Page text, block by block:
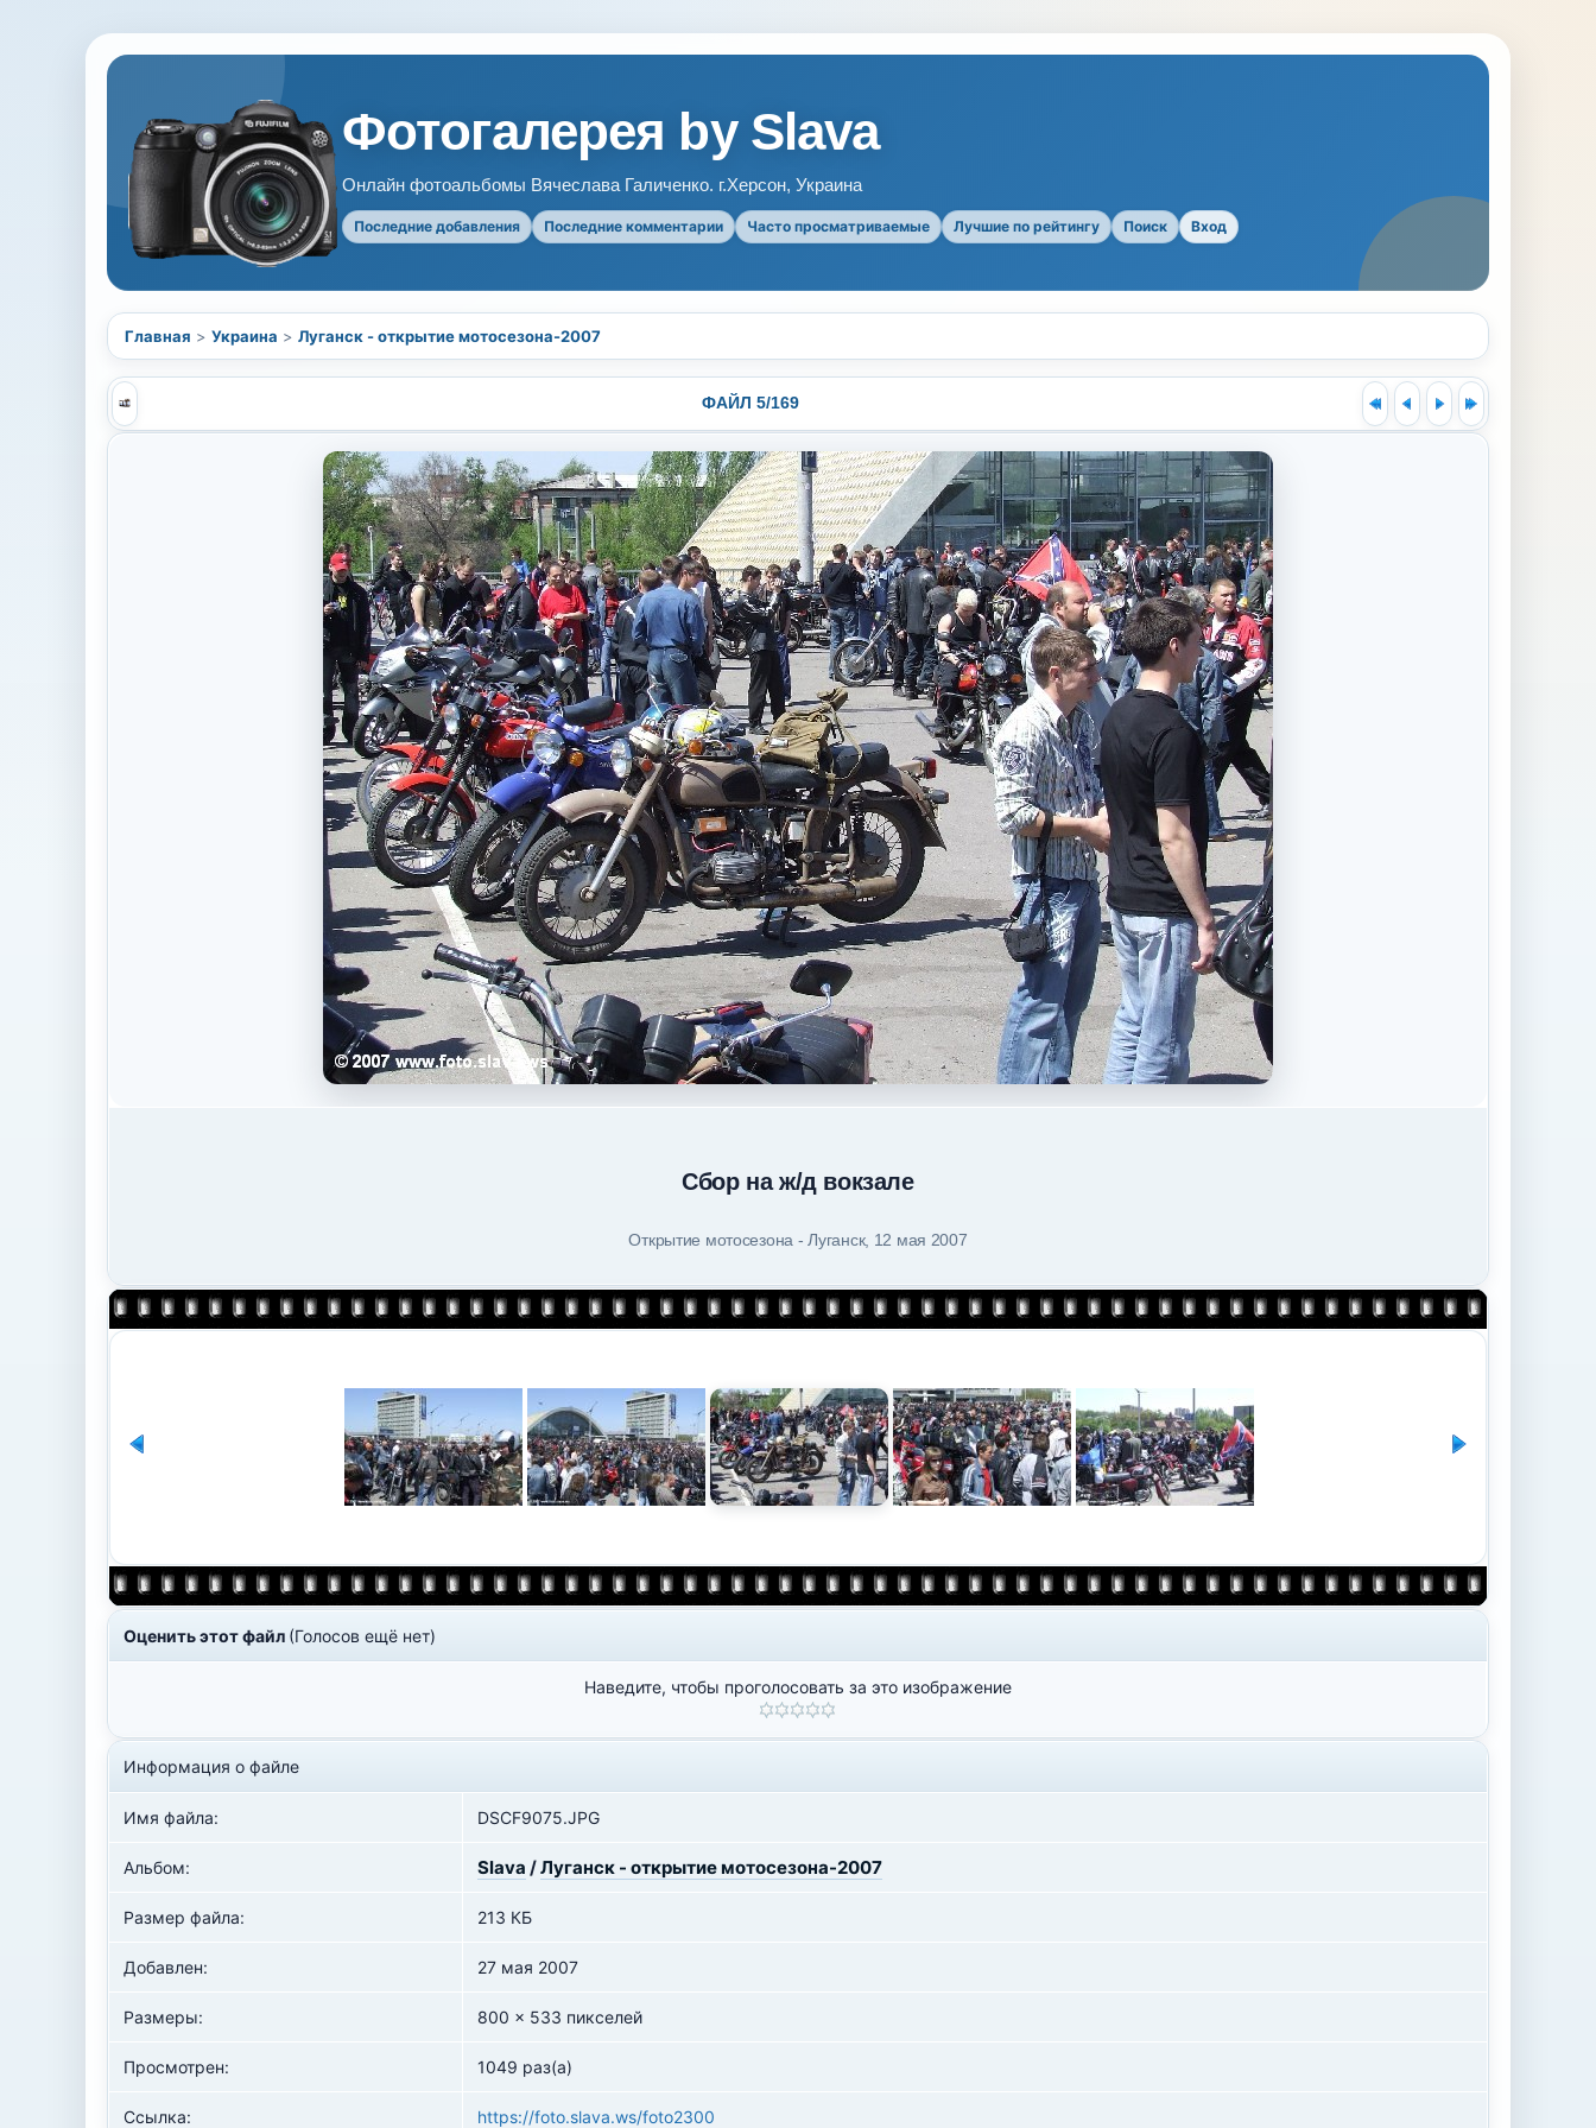
Фотогалерея by Slava
Онлайн фотоальбомы Вячеслава Галиченко. г.Херсон, Украина
Последние добавления Последние комментарии Часто просматриваемые Лучшие по рейтингу Поиск Вход
Главная > Украина > Луганск - открытие мотосезона-2007
ФАЙЛ 5/169
Сбор на ж/д вокзале
Открытие мотосезона - Луганск, 12 мая 2007
Оценить этот файл (Голосов ещё нет)
Наведите, чтобы проголосовать за это изображение
Информация о файле
Имя файла: DSCF9075.JPG
Альбом: Slava /Луганск - открытие мотосезона-2007
Размер файла: 213 КБ
Добавлен: 27 мая 2007
Размеры: 800 x 533 пикселей
Просмотрен: 1049 раз(а)
Ссылка: https://foto.slava.ws/foto2300